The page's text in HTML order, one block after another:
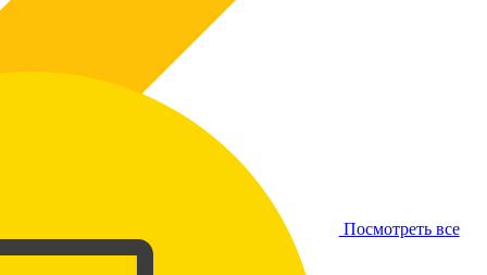
Посмотреть все